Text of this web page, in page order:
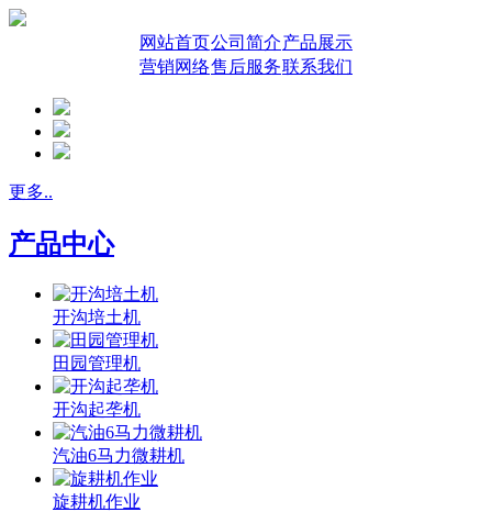
网站首页公司简介产品展示
营销网络售后服务联系我们
更多..
产品中心
开沟培土机
田园管理机
开沟起垄机
汽油6马力微耕机
旋耕机作业